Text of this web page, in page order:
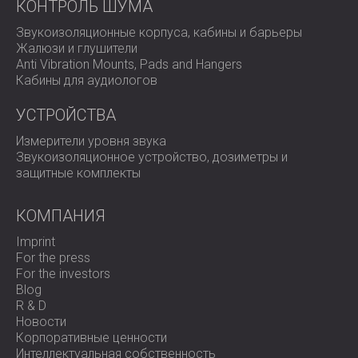
КОНТРОЛЬ ШУМА
Звукоизоляционные корпуса, кабины и барьеры
Жалюзи и глушители
Anti Vibration Mounts, Pads and Hangers
Кабины для аудиологов
УСТРОЙСТВА
Измерители уровня звука
Звукоизоляционное устройство, дозиметры и
защитные комплекты
КОМПАНИЯ
Imprint
For the press
For the investors
Blog
R & D
Новости
Корпоративные ценности
Интеллектуальная собственность